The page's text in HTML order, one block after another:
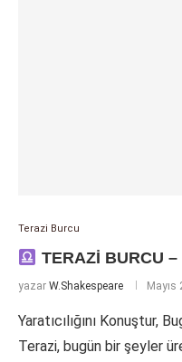
Terazi Burcu
TERAZİ BURCU
yazar W.Shakespeare Mayıs
Yaratıcılığını Konuştur,
Terazi, bugün bir şeyler